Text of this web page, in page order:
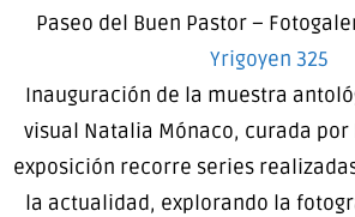
Paseo del Buen Pastor –
Yrigoyen 325
Inauguración de la muestra
visual Natalia Mónaco, curada por
exposición recorre series
la actualidad, explorando la